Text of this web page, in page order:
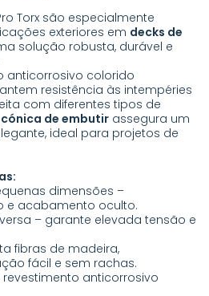
Torx são especialmente
exteriores em decks de
solução robusta, durável e
anticorrosivo colorido
resistência às intempéries
com diferentes tipos de
de embutir assegura um
ideal para projetos de
dimensões –
e acabamento oculto.
– garante elevada tensão e
fibras de madeira,
fácil e sem rachas.
anticorrosivo